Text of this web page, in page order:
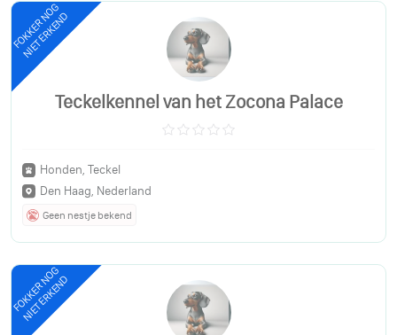
FOKKER NOG
NIET ERKEND
Teckelkennel van het Zocona Palace
Honden, Teckel
Den Haag, Nederland
Geen nestje bekend
FOKKER NOG
NIET ERKEND